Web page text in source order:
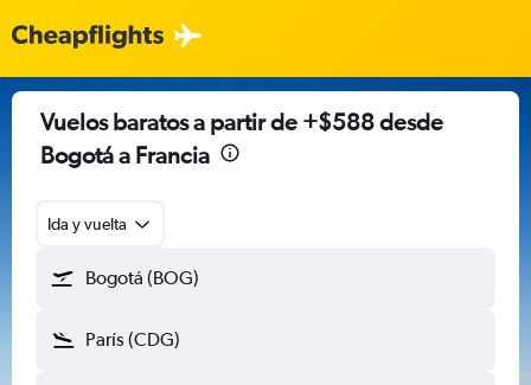
Vuelos baratos a partir de +$588 desde
Bogotá a Francia
Ida y vuelta
Bogotá (BOG)
París (CDG)